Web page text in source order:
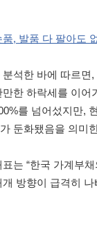
, 발품 다 팔아도
분석한 바에 따르면
만한 하락세를 이어
를 넘어섰지만,
둔화됐음을 의미
표는 “한국 가계부
개 방향이 급격히 나